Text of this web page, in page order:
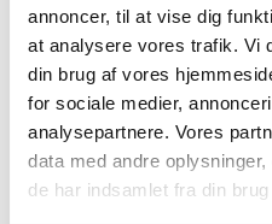
annoncer, til at vise dig
at analysere vores trafik. Vi
din brug af vores
for sociale medier,
analysepartnere. Vores
data med andre
de har indsamlet fra din
Model/varenr.: 50110667
Ami long skirt
42
Se produktet